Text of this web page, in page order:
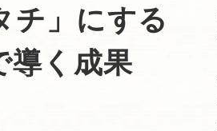
チ」にする
導く成果